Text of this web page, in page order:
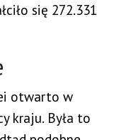
się 272.331
otwarto w
kraju. Była to